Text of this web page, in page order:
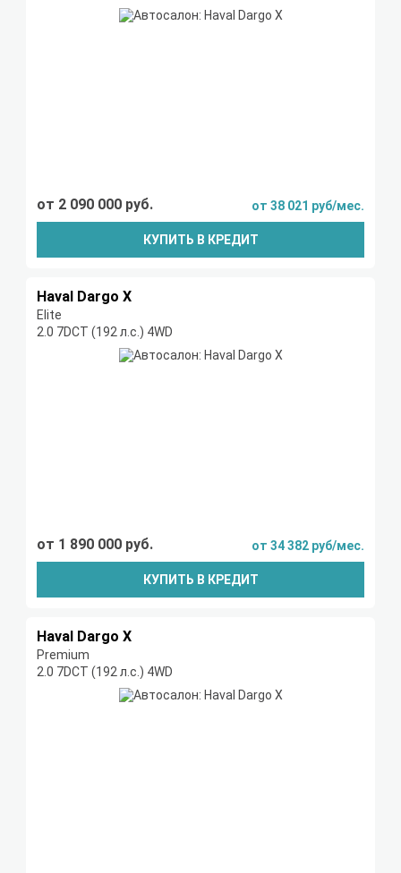
от 2 090 000 руб. от 38 021 руб/мес.
КУПИТЬ В КРЕДИТ
Haval Dargo X
Elite
2.0 7DCT (192 л.с.) 4WD
от 1 890 000 руб. от 34 382 руб/мес.
КУПИТЬ В КРЕДИТ
Haval Dargo X
Premium
2.0 7DCT (192 л.с.) 4WD